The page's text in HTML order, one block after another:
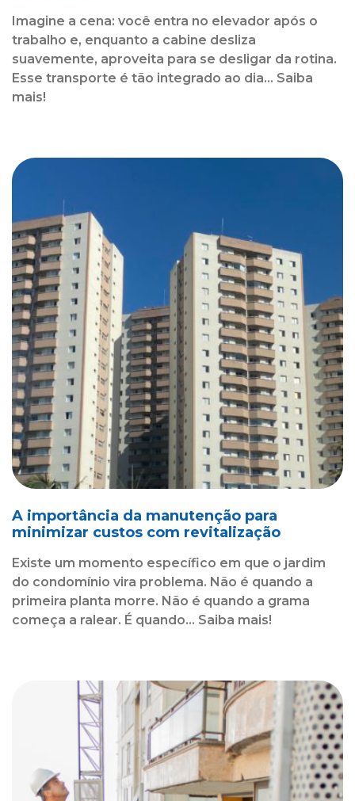
Imagine a cena: você entra no elevador após o
trabalho e, enquanto a cabine desliza
suavemente, aproveita para se desligar da rotina.
Esse transporte é tão integrado ao dia... Saiba
mais!
A importância da manutenção para
minimizar custos com revitalização
Existe um momento específico em que o jardim
do condomínio vira problema. Não é quando a
primeira planta morre. Não é quando a grama
começa a ralear. É quando... Saiba mais!